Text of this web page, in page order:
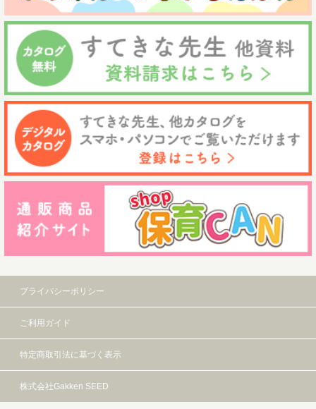
プライバシーポリシー
ご利用ガイド
特定商取引法に基づく表示
株式会社Gakken SEED